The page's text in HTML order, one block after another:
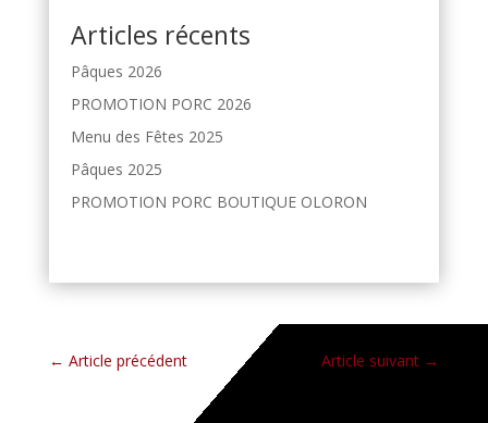
Articles récents
Pâques 2026
PROMOTION PORC 2026
Menu des Fêtes 2025
Pâques 2025
PROMOTION PORC BOUTIQUE OLORON
← Article précédent Article suivant →